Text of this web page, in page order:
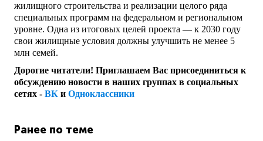
жилищного строительства и реализации целого ряда
специальных программ на федеральном и региональном
уровне. Одна из итоговых целей проекта — к 2030 году
свои жилищные условия должны улучшить не менее 5
млн семей.
Дорогие читатели! Приглашаем Вас присоединиться к
обсуждению новости в наших группах в социальных
сетях - ВК и Одноклассники
Ранее по теме